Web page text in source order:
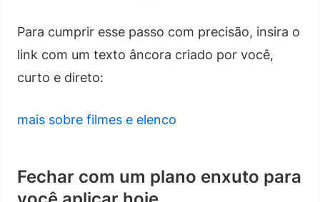
Para cumprir esse passo com precisão, insira o
link com um texto âncora criado por você,
curto e direto:
mais sobre filmes e elenco
Fechar com um plano enxuto para